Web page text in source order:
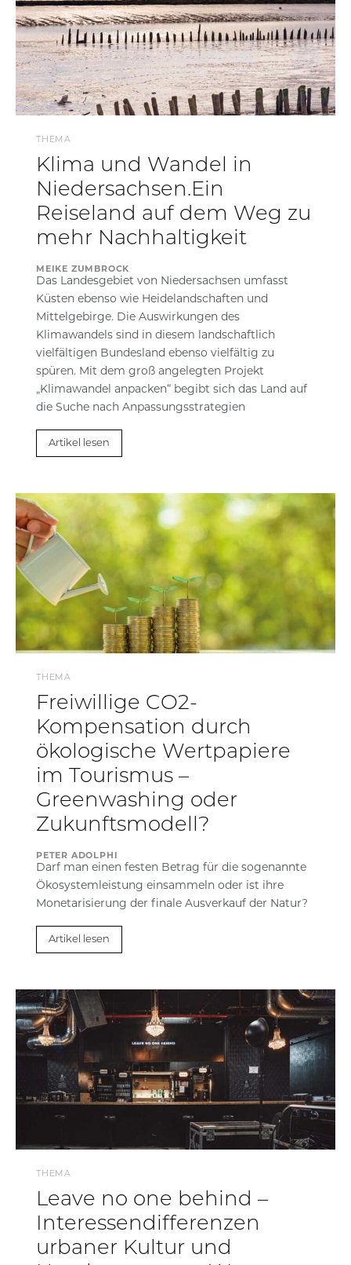
THEMA
Klima und Wandel in
Niedersachsen.Ein
Reiseland auf dem Weg zu
mehr Nachhaltigkeit
MEIKE ZUMBROCK
Das Landesgebiet von Niedersachsen umfasst
Küsten ebenso wie Heidelandschaften und
Mittelgebirge. Die Auswirkungen des
Klimawandels sind in diesem landschaftlich
vielfältigen Bundesland ebenso vielfältig zu
spüren. Mit dem groß angelegten Projekt
„Klimawandel anpacken“ begibt sich das Land auf
die Suche nach Anpassungsstrategien
Artikel lesen
THEMA
Freiwillige CO2-
Kompensation durch
ökologische Wertpapiere
im Tourismus –
Greenwashing oder
Zukunftsmodell?
PETER ADOLPHI
Darf man einen festen Betrag für die sogenannte
Ökosystemleistung einsammeln oder ist ihre
Monetarisierung der finale Ausverkauf der Natur?
Artikel lesen
THEMA
Leave no one behind –
Interessendifferenzen
urbaner Kultur und